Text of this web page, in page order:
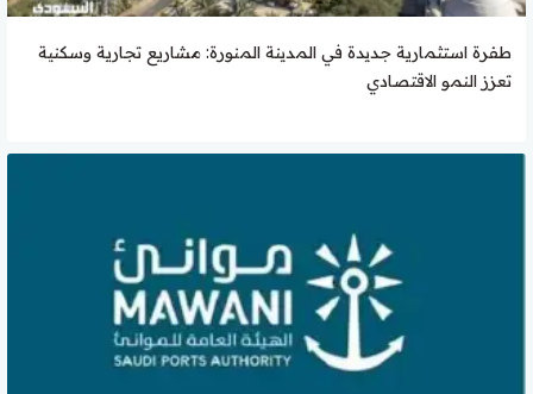
طفرة استثمارية جديدة في المدينة المنورة: مشاريع تجارية وسكنية
تعزز النمو الاقتصادي